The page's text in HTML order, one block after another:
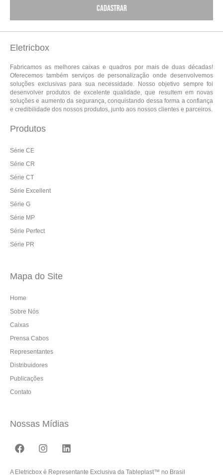
Cadastrar
Eletricbox
Fabricamos as melhores caixas e quadros por mais de duas décadas!
Oferecemos também serviços de personalização onde desenvolvemos
soluções exclusivas para sua necessidade. Nosso objetivo sempre foi
desenvolver produtos de excelente qualidade, que resultem em novas
soluções e aumento da segurança, conquistando dessa forma a confiança
e credibilidade dos nossos produtos, junto aos nossos clientes e parceiros.
Produtos
Série CE
Série CR
Série CT
Série Excellent
Série G
Série MP
Série Perfect
Série PR
Mapa do Site
Home
Sobre Nós
Caixas
Prensa Cabos
Representantes
Distribuidores
Publicações
Contato
Nossas Mídias
A Eletricbox é Representante Exclusiva da Tableplast™ no Brasil